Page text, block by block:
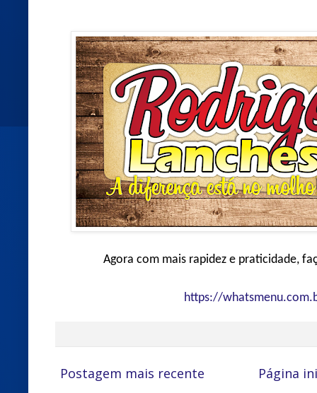
Agora com mais rapidez e praticidade,
https://
Postagem mais recente Página